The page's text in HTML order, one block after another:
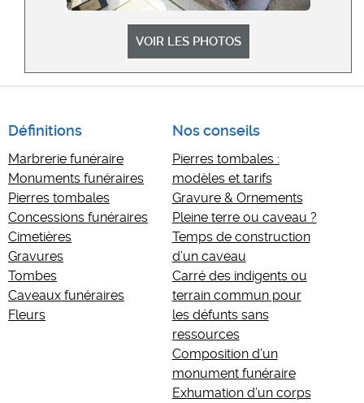
VOIR LES PHOTOS
Définitions
Marbrerie funéraire
Monuments funéraires
Pierres tombales
Concessions funéraires
Cimetières
Gravures
Tombes
Caveaux funéraires
Fleurs
Nos conseils
Pierres tombales :
modèles et tarifs
Gravure & Ornements
Pleine terre ou caveau ?
Temps de construction
d’un caveau
Carré des indigents ou
terrain commun pour
les défunts sans
ressources
Composition d’un
monument funéraire
Exhumation d’un corps